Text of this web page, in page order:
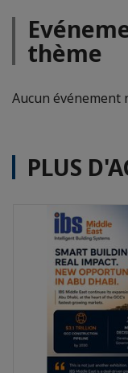
thème
Aucun événement
PLUS